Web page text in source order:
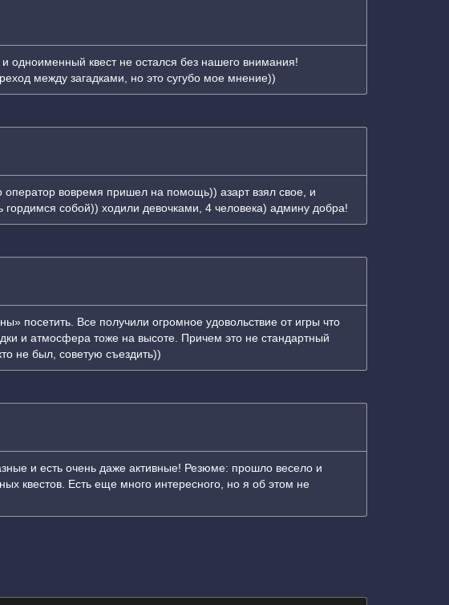
квест не остался без нашего внимания!
между загадками, но это сугубо мое мнение))
вовремя пришел на помощь)) азарт взял свое, и
собой)) ходили девочками, 4 человека) админу добра!
посетить. Все получили огромное удовольствие от игры что
и атмосфера тоже на высоте. Причем это не стандартный
не был, советую съездить))
и есть очень даже активные! Резюме: прошло весело и
квестов. Есть еще много интересного, но я об этом не